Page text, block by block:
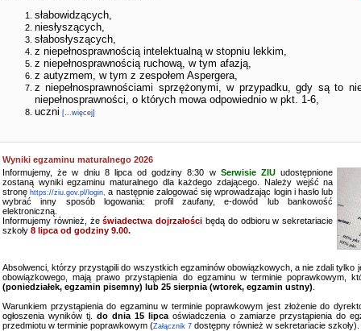
słabowidzących,
niesłyszących,
słabosłyszących,
z niepełnosprawnością intelektualną w stopniu lekkim,
z niepełnosprawnością ruchową, w tym afazją,
z autyzmem, w tym z zespołem Aspergera,
z niepełnosprawnościami sprzężonymi, w przypadku, gdy są to
niepełnosprawności, o których mowa odpowiednio w pkt. 1-6,
uczni [...więcej]
Wyniki egzaminu maturalnego 2026
Informujemy, że w dniu 8 lipca od godziny 8:30 w Serwisie ZIU udostępnione
zostaną wyniki egzaminu maturalnego dla każdego zdającego. Należy wejść na
stronęhttps://ziu.gov.pl/login, a następnie zalogować się wprowadzając login i hasło lub
wybrać inny sposób logowania: profil zaufany, e-dowód lub bankowość
elektroniczną.
Informujemy również, żeświadectwa dojrzałości będą do odbioru w sekretariacie
szkoły 8 lipca od godziny 9.00.
Absolwenci, którzy przystąpili do wszystkich egzaminów obowiązkowych, a nie zdali tylko
obowiązkowego, mają prawo przystąpienia do egzaminu w terminie poprawkowym,
(poniedziałek, egzamin pisemny) lub 25 sierpnia (wtorek, egzamin ustny)
Warunkiem przystąpienia do egzaminu w terminie poprawkowym jest złożenie do
ogłoszenia wyników tj.do dnia 15 lipca oświadczenia o zamiarze przystąpienia do
przedmiotu w terminie poprawkowym (Załącznik 7 dostępny również w sekretariacie szkoły).